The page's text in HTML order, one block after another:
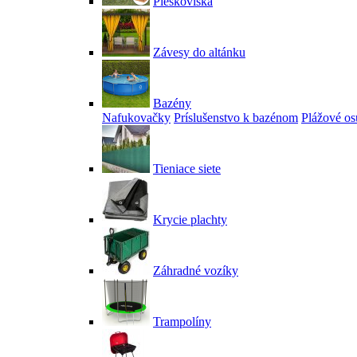
Závesy do altánku
Bazény
Nafukovačky Príslušenstvo k bazénom Plážové
Tieniace siete
Krycie plachty
Záhradné vozíky
Trampolíny